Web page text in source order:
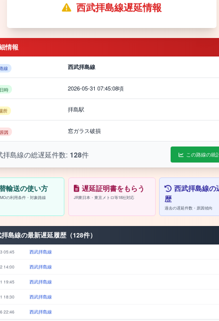
西武拝島線遅延情報
情報
線 西武拝島線
時 2026-05-31 07:45:08頃
所 拝島駅
因 窓ガラス破損
拝島線の総遅延件数: 128件 この路線の統
輸送の使い方
の利用条件・対象路線
遅延証明書をもらう
JR東日本・東京メトロ等18社対応
西武拝島線の
歴
過去の遅延件数・原因傾向
島線の最新遅延履歴（128件）
05:45 西武拝島線
14:00 西武拝島線
19:45 西武拝島線
18:30 西武拝島線
22:46 西武拝島線